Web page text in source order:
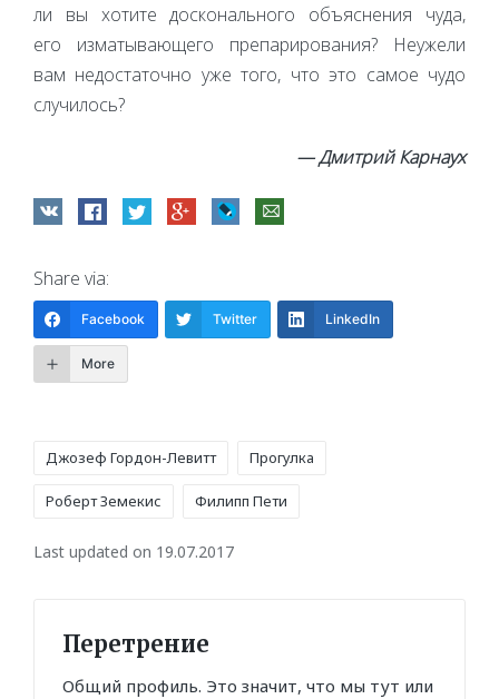
ли вы хотите досконального объяснения чуда,
его изматывающего препарирования? Неужели
вам недостаточно уже того, что это самое чудо
случилось?
— Дмитрий Карнаух
Share via:
Facebook Twitter LinkedIn
More
Джозеф Гордон-Левитт Прогулка
Роберт Земекис Филипп Пети
Last updated on 19.07.2017
Перетрение
Общий профиль. Это значит, что мы тут или